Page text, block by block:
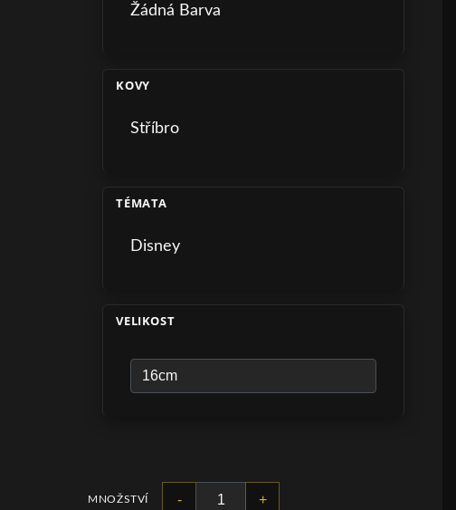
Žádná Barva
KOVY
Stříbro
TÉMATA
Disney
VELIKOST
MNOŽSTVÍ - +